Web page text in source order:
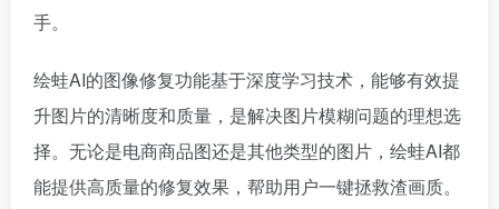
手。
绘蛙AI的图像修复功能基于深度学习技术，能够有效提
升图片的清晰度和质量，是解决图片模糊问题的理想选
择。无论是电商商品图还是其他类型的图片，绘蛙AI都
能提供高质量的修复效果，帮助用户一键拯救渣画质。